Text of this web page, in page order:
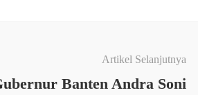
Artikel Selanjutnya
Banten Andra Soni